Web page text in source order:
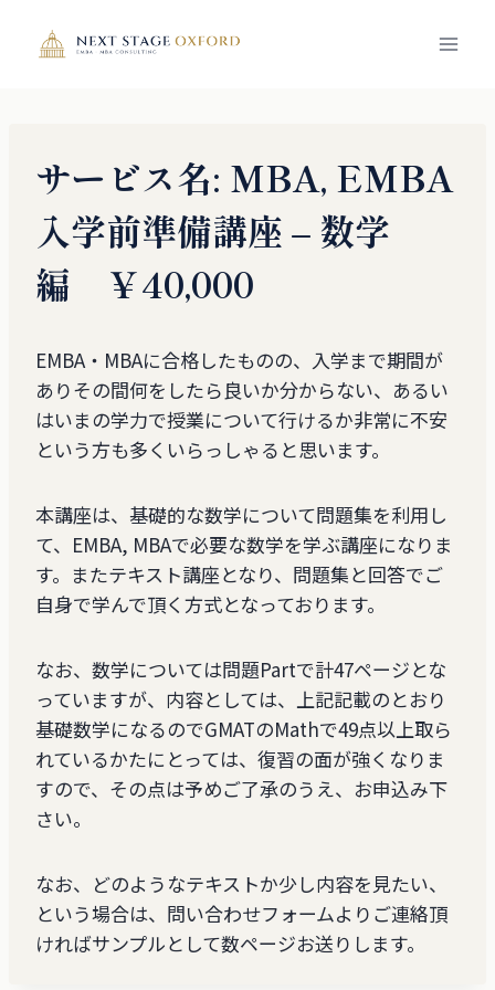
サービス名: MBA, EMBA
入学前準備講座 – 数学
編 ￥40,000
EMBA・MBAに合格したものの、入学まで期間が
ありその間何をしたら良いか分からない、あるい
はいまの学力で授業について行けるか非常に不安
という方も多くいらっしゃると思います。
本講座は、基礎的な数学について問題集を利用し
て、EMBA, MBAで必要な数学を学ぶ講座になりま
す。またテキスト講座となり、問題集と回答でご
自身で学んで頂く方式となっております。
なお、数学については問題Partで計47ページとな
っていますが、内容としては、上記記載のとおり
基礎数学になるのでGMATのMathで49点以上取ら
れているかたにとっては、復習の面が強くなりま
すので、その点は予めご了承のうえ、お申込み下
さい。
なお、どのようなテキストか少し内容を見たい、
という場合は、問い合わせフォームよりご連絡頂
ければサンプルとして数ページお送りします。